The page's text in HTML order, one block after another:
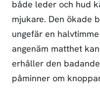
både leder och hud
mjukare. Den ökade
ungefär en
angenäm matthet
erhåller den
påminner om